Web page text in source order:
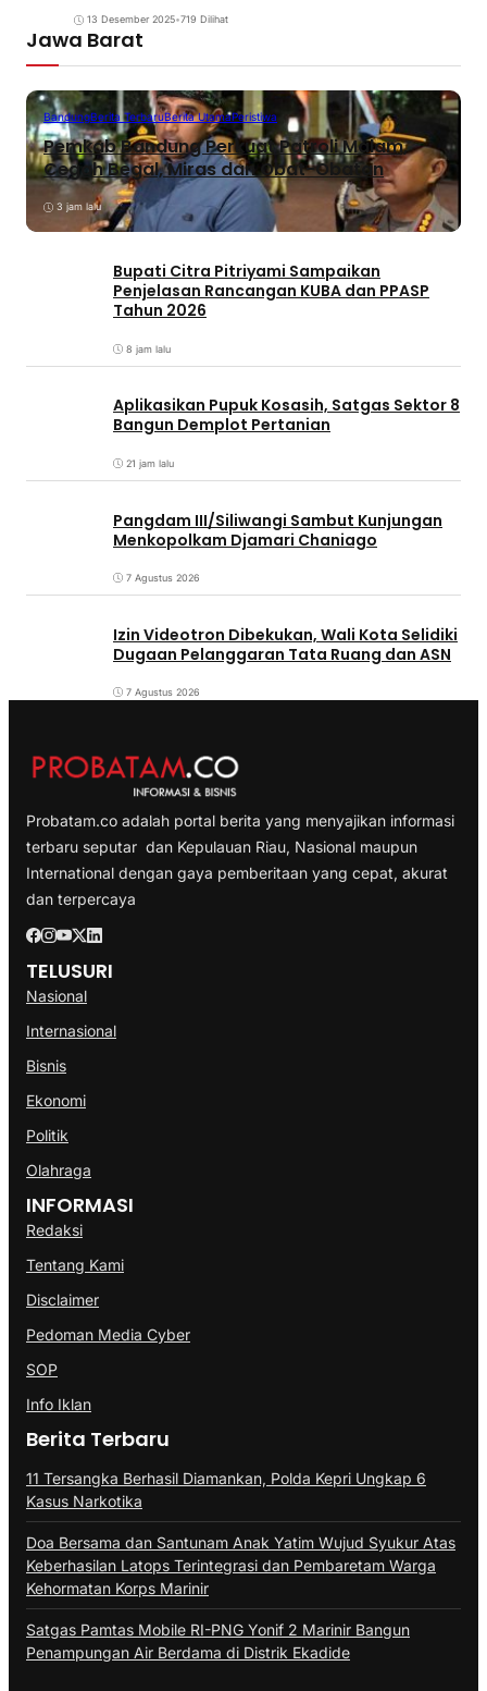
13 Desember 2025•719 Dilihat
Jawa Barat
BandungBerita TerbaruBerita UtamaPeristiwa
Pemkab Bandung Perkuat Patroli Malam,
Cegah Begal, Miras dan Obat-Obatan
3 jam lalu
Bupati Citra Pitriyami Sampaikan
Penjelasan Rancangan KUBA dan PPASP
Tahun 2026
8 jam lalu
Aplikasikan Pupuk Kosasih, Satgas Sektor 8
Bangun Demplot Pertanian
21 jam lalu
Pangdam III/Siliwangi Sambut Kunjungan
Menkopolkam Djamari Chaniago
7 Agustus 2026
Izin Videotron Dibekukan, Wali Kota Selidiki
Dugaan Pelanggaran Tata Ruang dan ASN
7 Agustus 2026
Probatam.co adalah portal berita yang menyajikan informasi
terbaru seputar dan Kepulauan Riau, Nasional maupun
International dengan gaya pemberitaan yang cepat, akurat
dan terpercaya
TELUSURI
Nasional
Internasional
Bisnis
Ekonomi
Politik
Olahraga
INFORMASI
Redaksi
Tentang Kami
Disclaimer
Pedoman Media Cyber
SOP
Info Iklan
Berita Terbaru
11 Tersangka Berhasil Diamankan, Polda Kepri Ungkap 6
Kasus Narkotika
Doa Bersama dan Santunam Anak Yatim Wujud Syukur Atas
Keberhasilan Latops Terintegrasi dan Pembaretam Warga
Kehormatan Korps Marinir
Satgas Pamtas Mobile RI-PNG Yonif 2 Marinir Bangun
Penampungan Air Berdama di Distrik Ekadide